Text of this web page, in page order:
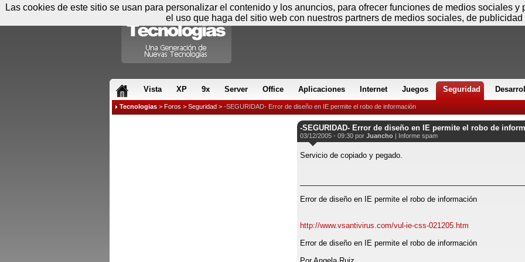
Vista XP 9x Server Office Aplicaciones Internet Juegos Seguridad
Tecnologias > Foros > Seguridad > -SEGURIDAD- Error de diseño en IE permite el robo de información
-SEGURIDAD- Error de diseño en IE permite el robo de
03/12/2005 - 09:30 por Juancho | Informe spam
Servicio de copiado y pegado.
Error de diseño en IE permite el robo de información
http://www.vsantivirus.com/vul-ie-css-021205.htm
Error de diseño en IE permite el robo de información
Las cookies de este sitio se usan para personalizar el contenido y los anuncios, para ofrecer funciones de medios sociales
el uso que haga del sitio web con nuestros partners de medios sociales, de